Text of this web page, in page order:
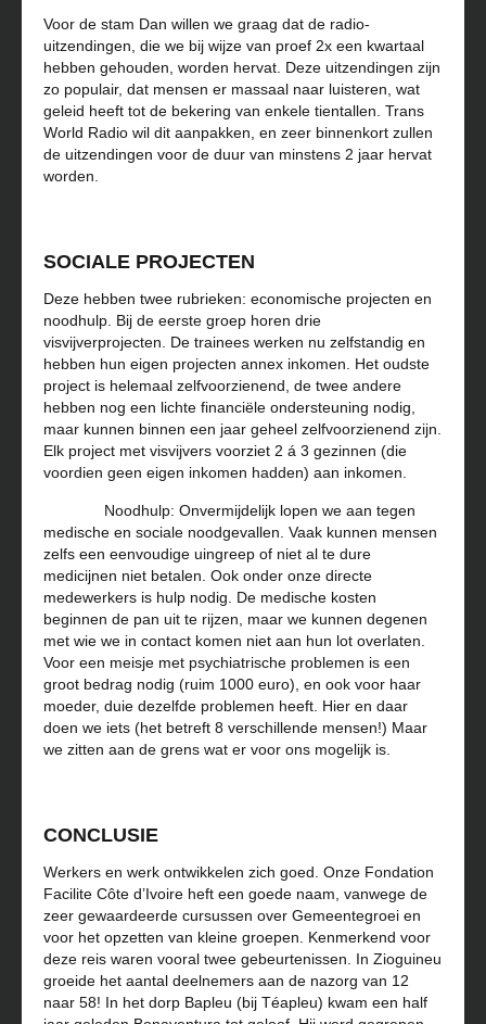
Voor de stam Dan willen we graag dat de radio-
uitzendingen, die we bij wijze van proef 2x een kwartaal
hebben gehouden, worden hervat. Deze uitzendingen zijn
zo populair, dat mensen er massaal naar luisteren, wat
geleid heeft tot de bekering van enkele tientallen. Trans
World Radio wil dit aanpakken, en zeer binnenkort zullen
de uitzendingen voor de duur van minstens 2 jaar hervat
worden.
SOCIALE PROJECTEN
Deze hebben twee rubrieken: economische projecten en
noodhulp. Bij de eerste groep horen drie
visvijverprojecten. De trainees werken nu zelfstandig en
hebben hun eigen projecten annex inkomen. Het oudste
project is helemaal zelfvoorzienend, de twee andere
hebben nog een lichte financiële ondersteuning nodig,
maar kunnen binnen een jaar geheel zelfvoorzienend zijn.
Elk project met visvijvers voorziet 2 á 3 gezinnen (die
voordien geen eigen inkomen hadden) aan inkomen.
Noodhulp: Onvermijdelijk lopen we aan tegen
medische en sociale noodgevallen. Vaak kunnen mensen
zelfs een eenvoudige uingreep of niet al te dure
medicijnen niet betalen. Ook onder onze directe
medewerkers is hulp nodig. De medische kosten
beginnen de pan uit te rijzen, maar we kunnen degenen
met wie we in contact komen niet aan hun lot overlaten.
Voor een meisje met psychiatrische problemen is een
groot bedrag nodig (ruim 1000 euro), en ook voor haar
moeder, duie dezelfde problemen heeft. Hier en daar
doen we iets (het betreft 8 verschillende mensen!) Maar
we zitten aan de grens wat er voor ons mogelijk is.
CONCLUSIE
Werkers en werk ontwikkelen zich goed. Onze Fondation
Facilite Côte d’Ivoire heft een goede naam, vanwege de
zeer gewaardeerde cursussen over Gemeentegroei en
voor het opzetten van kleine groepen. Kenmerkend voor
deze reis waren vooral twee gebeurtenissen. In Zioguineu
groeide het aantal deelnemers aan de nazorg van 12
naar 58! In het dorp Bapleu (bij Téapleu) kwam een half